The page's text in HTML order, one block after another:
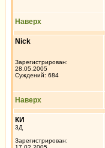
Наверх
Nick
Зарегистрирован:
28.05.2005
Суждений: 684
Наверх
КИ
3Д
Зарегистрирован: